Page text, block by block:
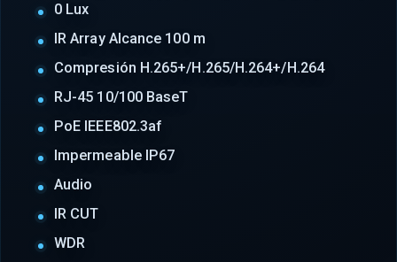
0 Lux
IR Array Alcance 100 m
Compresión H.265+/H.265/H.264+/H.264
RJ-45 10/100 BaseT
PoE IEEE802.3af
Impermeable IP67
Audio
IR CUT
WDR